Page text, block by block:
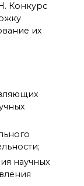
Конкурс
их
научных